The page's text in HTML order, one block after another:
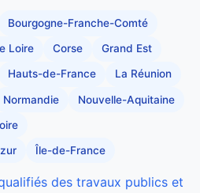
Bourgogne-Franche-Comté
Loire Corse Grand Est
Hauts-de-France La Réunion
Normandie Nouvelle-Aquitaine
Île-de-France
des travaux publics et